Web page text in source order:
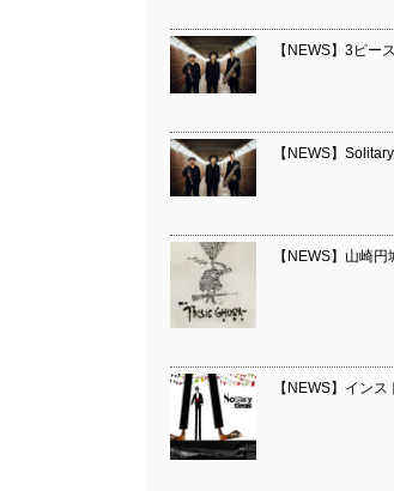
【NEWS】3ピ
【NEWS】
【NEWS】山崎
【NEWS】イン